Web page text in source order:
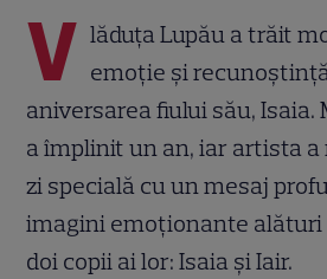
V lăduța Lupău a trăit
emoție și
aniversarea fiului său,
a împlinit un an, iar artista
zi specială cu un mesaj
imagini emoționante alături
doi copii ai lor: Isaia și Iair.